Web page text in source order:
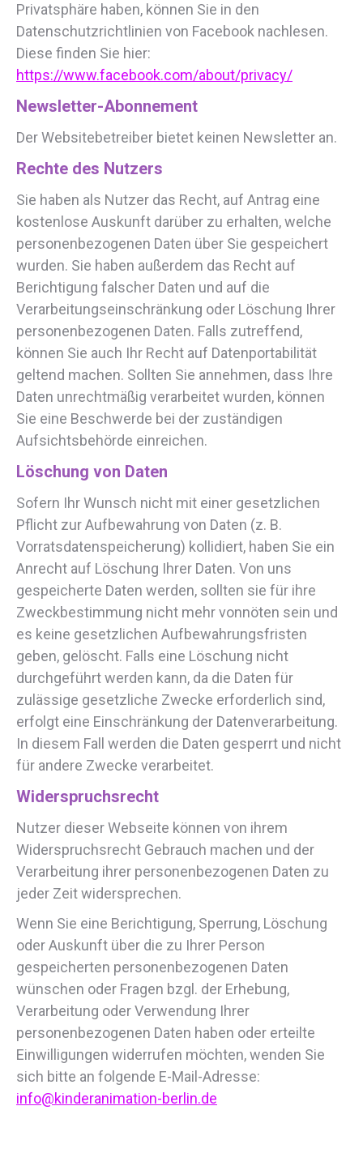
Privatsphäre haben, können Sie in den
Datenschutzrichtlinien von Facebook nachlesen.
Diese finden Sie hier:
https://www.facebook.com/about/privacy/
Newsletter-Abonnement
Der Websitebetreiber bietet keinen Newsletter an.
Rechte des Nutzers
Sie haben als Nutzer das Recht, auf Antrag eine
kostenlose Auskunft darüber zu erhalten, welche
personenbezogenen Daten über Sie gespeichert
wurden. Sie haben außerdem das Recht auf
Berichtigung falscher Daten und auf die
Verarbeitungseinschränkung oder Löschung Ihrer
personenbezogenen Daten. Falls zutreffend,
können Sie auch Ihr Recht auf Datenportabilität
geltend machen. Sollten Sie annehmen, dass Ihre
Daten unrechtmäßig verarbeitet wurden, können
Sie eine Beschwerde bei der zuständigen
Aufsichtsbehörde einreichen.
Löschung von Daten
Sofern Ihr Wunsch nicht mit einer gesetzlichen
Pflicht zur Aufbewahrung von Daten (z. B.
Vorratsdatenspeicherung) kollidiert, haben Sie ein
Anrecht auf Löschung Ihrer Daten. Von uns
gespeicherte Daten werden, sollten sie für ihre
Zweckbestimmung nicht mehr vonnöten sein und
es keine gesetzlichen Aufbewahrungsfristen
geben, gelöscht. Falls eine Löschung nicht
durchgeführt werden kann, da die Daten für
zulässige gesetzliche Zwecke erforderlich sind,
erfolgt eine Einschränkung der Datenverarbeitung.
In diesem Fall werden die Daten gesperrt und nicht
für andere Zwecke verarbeitet.
Widerspruchsrecht
Nutzer dieser Webseite können von ihrem
Widerspruchsrecht Gebrauch machen und der
Verarbeitung ihrer personenbezogenen Daten zu
jeder Zeit widersprechen.
Wenn Sie eine Berichtigung, Sperrung, Löschung
oder Auskunft über die zu Ihrer Person
gespeicherten personenbezogenen Daten
wünschen oder Fragen bzgl. der Erhebung,
Verarbeitung oder Verwendung Ihrer
personenbezogenen Daten haben oder erteilte
Einwilligungen widerrufen möchten, wenden Sie
sich bitte an folgende E-Mail-Adresse:
info@kinderanimation-berlin.de